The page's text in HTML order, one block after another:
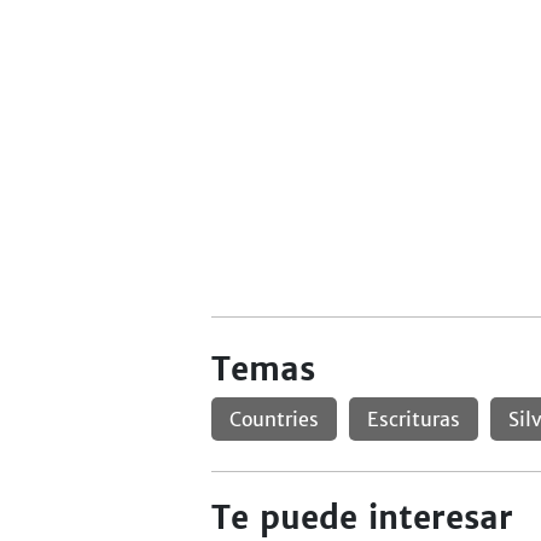
Temas
Countries Escrituras
Te puede interesar